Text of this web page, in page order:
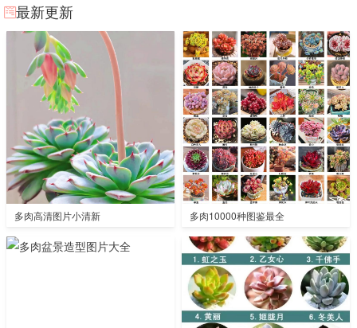
最新更新
多肉高清图片小清新 多肉10000种图鉴最全